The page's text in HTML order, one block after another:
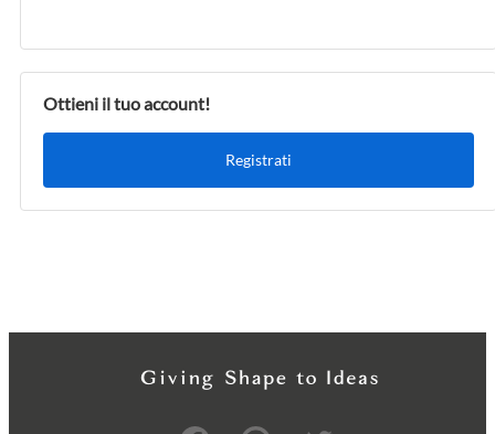
Ottieni il tuo account!
Registrati